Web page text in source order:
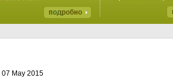
07 May 2015